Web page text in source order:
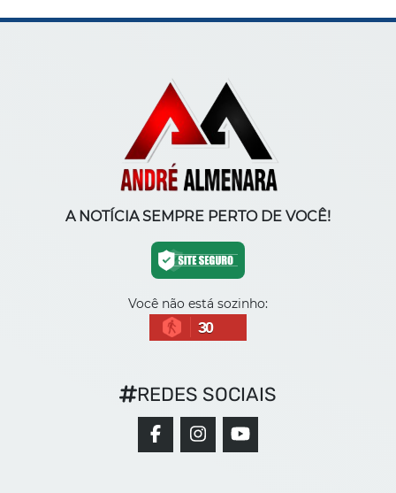
A NOTÍCIA SEMPRE PERTO DE VOCÊ!
Você não está sozinho:
30
REDES SOCIAIS